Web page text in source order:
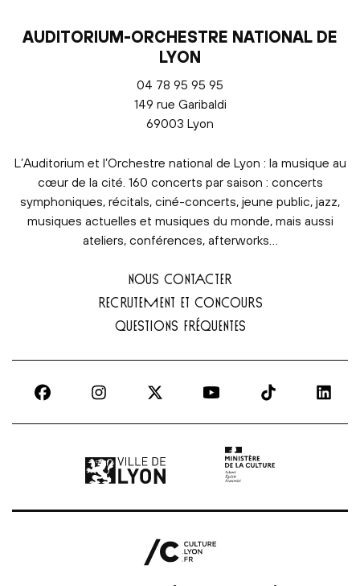
AUDITORIUM-ORCHESTRE NATIONAL DE
LYON
04 78 95 95 95
149 rue Garibaldi
69003 Lyon
L’Auditorium et l’Orchestre national de Lyon : la musique au
cœur de la cité. 160 concerts par saison : concerts
symphoniques, récitals, ciné-concerts, jeune public, jazz,
musiques actuelles et musiques du monde, mais aussi
ateliers, conférences, afterworks…
NOUS CONTACTER
RECRUTEMENT ET CONCOURS
QUESTIONS FRÉQUENTES
Ville de Lyon | lien externeMinistère de la culture